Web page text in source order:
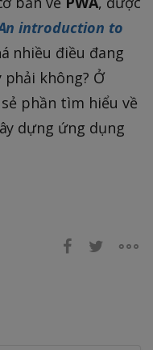
introduction to
nhiều điều đang
không? Ở
phần tìm hiểu về
dựng ứng dụng